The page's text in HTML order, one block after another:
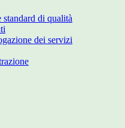
di qualità
dei servizi